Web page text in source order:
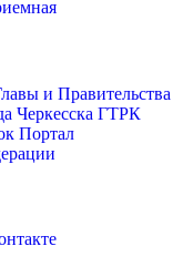
и Правительства
Черкесска ГТРК
Портал